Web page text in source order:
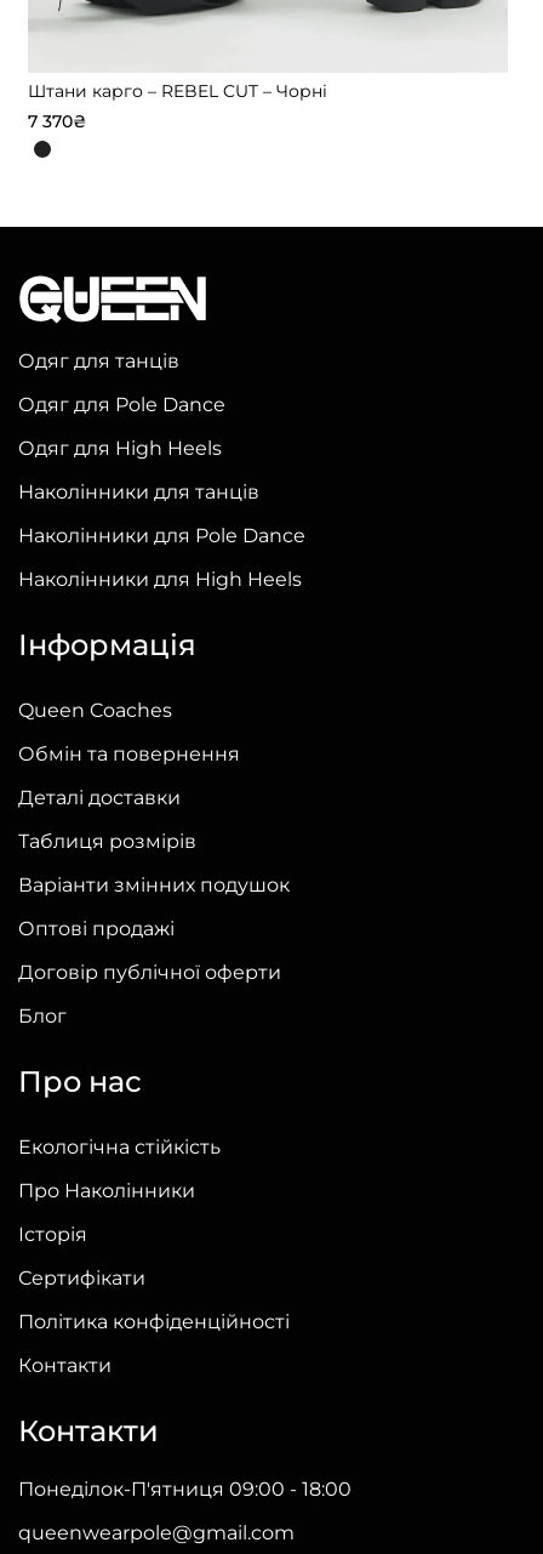
Штани карго – REBEL CUT – Чорні
7 370₴
Цей
варіантів.
Параметри
можна
вибрати
на
сторінці
товару
Одяг для танців
Одяг для Pole Dance
Одяг для High Heels
Наколінники для танців
Наколінники для Pole Dance
Наколінники для High Heels
Інформація
Queen Coaches
Обмін та повернення
Деталі доставки
Таблиця розмірів
Варіанти змінних подушок
Оптові продажі
Договір публічної оферти
Блог
Про нас
Екологічна стійкість
Про Наколінники
Історія
Сертифікати
Політика конфіденційності
Контакти
Контакти
Понеділок-П'ятниця 09:00 - 18:00
queenwearpole@gmail.com